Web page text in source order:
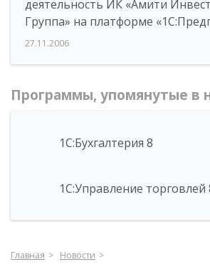
деятельность ИК «Амити
Группа» на платформе
27.11.2006
Программы, упомянутые в
1С:Бухгалтерия 8
1С:Управление торговлей
Главная
Новости